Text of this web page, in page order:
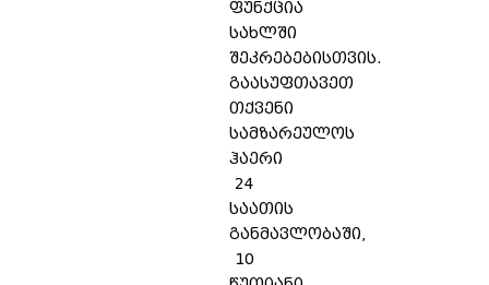
ფუნქცია
სახლში
შეკრებებისთვის.
გაასუფთავეთ
თქვენი
სამზარეულოს
ჰაერი
24
საათის
განმავლობაში,
10